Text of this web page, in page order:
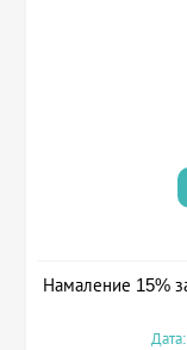
Намаление 15%